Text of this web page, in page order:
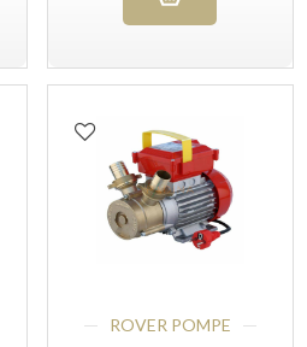
ROVER POMPE